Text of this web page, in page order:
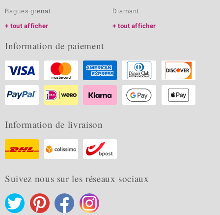
Bagues grenat
tout afficher
Diamant
tout afficher
Information de paiement
Information de livraison
Suivez nous sur les réseaux sociaux